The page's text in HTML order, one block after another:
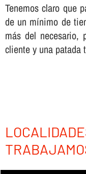
Tenemos claro que
de un mí­nimo de
más del necesario,
cliente y una patada